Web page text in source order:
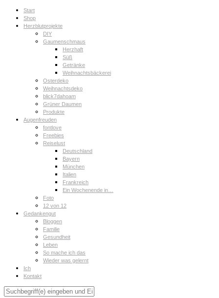
Start
Shop
Herzblutprojekte
DIY
Gaumenschmaus
Herzhaft
Süß
Getränke
Weihnachtsbäckerei
Osterdeko
Weihnachtsdeko
blick7dahoam
Grüner Daumen
Produkte
Augenfreuden
fontlove
Freebies
Reiselust
Deutschland
Bayern
München
Italien
Frankreich
Ein Wochenende in…
Foto
12 von 12
Gedankengut
Bloggen
Familie
Gesundheit
Leben
So mache ich das
Wieder was gelernt
Ich
Kontakt